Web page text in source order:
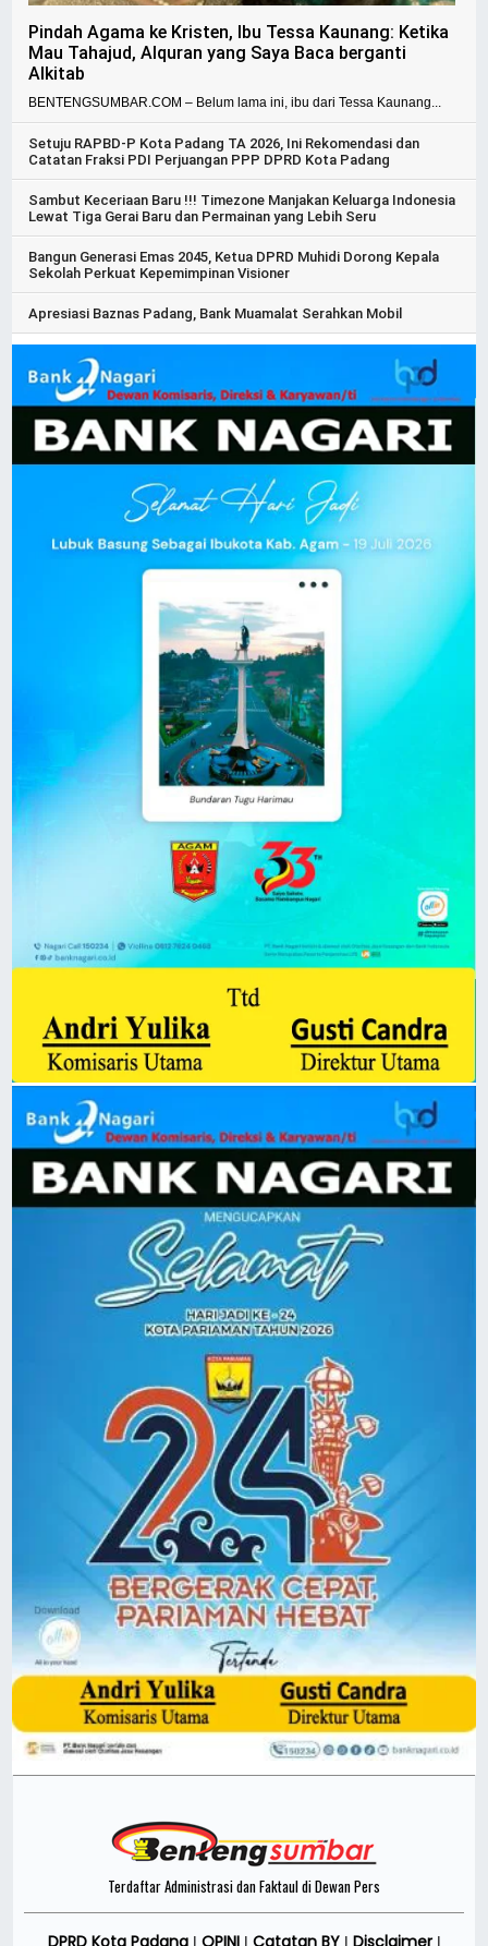
Pindah Agama ke Kristen, Ibu Tessa Kaunang: Ketika
Mau Tahajud, Alquran yang Saya Baca berganti
Alkitab
BENTENGSUMBAR.COM – Belum lama ini, ibu dari Tessa Kaunang...
Setuju RAPBD-P Kota Padang TA 2026, Ini Rekomendasi dan
Catatan Fraksi PDI Perjuangan PPP DPRD Kota Padang
Sambut Keceriaan Baru !!! Timezone Manjakan Keluarga Indonesia
Lewat Tiga Gerai Baru dan Permainan yang Lebih Seru
Bangun Generasi Emas 2045, Ketua DPRD Muhidi Dorong Kepala
Sekolah Perkuat Kepemimpinan Visioner
Apresiasi Baznas Padang, Bank Muamalat Serahkan Mobil
Terdaftar Administrasi dan Faktaul di Dewan Pers
| | |